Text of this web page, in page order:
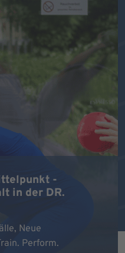
-
in der DR.
Neue
Perform.